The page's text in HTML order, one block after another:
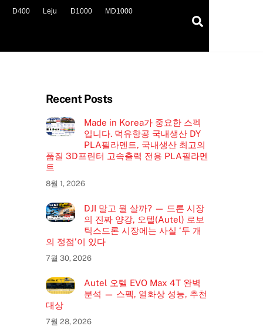
D400 Leju D1000 MD1000
Recent Posts
Made in Korea가 중요한 스펙
입니다. 덕유항공 국내생산 DY
PLA필라멘트, 국내생산 최고의
품질 3D프린터 고속출력 전용 PLA필라멘
트
8월 1, 2026
DJI 말고 뭘 살까? — 드론 시장
의 진짜 양강, 오텔(Autel) 로보
틱스드론 시장에는 사실 ‘두 개
의 정점’이 있다
7월 30, 2026
Autel 오텔 EVO Max 4T 완벽
분석 — 스펙, 열화상 성능, 추천
대상
7월 28, 2026